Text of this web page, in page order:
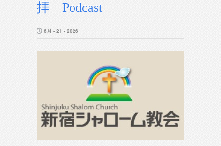
拝 Podcast
6月 - 21 - 2026